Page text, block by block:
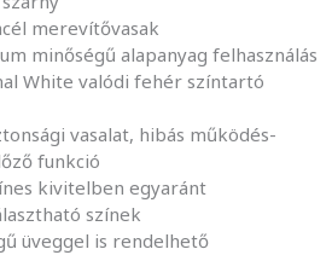
merevítővasak
minőségű alapanyag felhasználás
White valódi fehér színtartó
vasalat, hibás működés-
funkció
kivitelben egyaránt
színek
üveggel is rendelhető